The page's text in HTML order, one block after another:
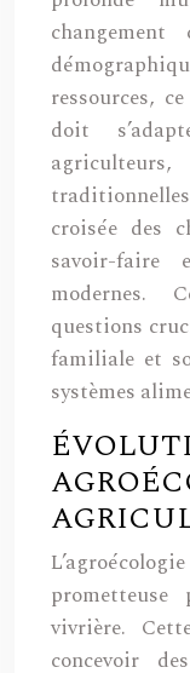
ressources,
doit
croisée des
savoir-faire
modernes.
questions
familiale et
systèmes
prometteuse
vivrière.
concevoir